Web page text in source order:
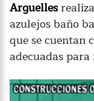
Arguelles
azulejos baño
que se cuentan
adecuadas